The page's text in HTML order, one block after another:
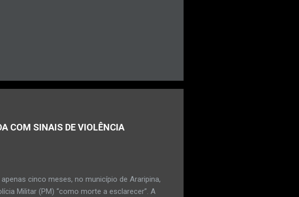
COM SINAIS DE VIOLÊNCIA
cinco meses, no município de Araripina,
Militar (PM) “como morte a esclarecer”. A